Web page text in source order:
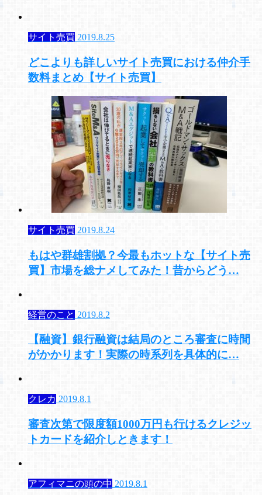
サイト売買 2019.8.25
どこよりも詳しいサイト売買における仲介手
数料まとめ【サイト売買】
サイト売買 2019.8.24
もはや群雄割拠？今最もホットな【サイト売
買】市場を総ナメしてみた！昔からどう…
経営のこと 2019.8.2
【融資】銀行融資は結局のところ審査に時間
がかかります！実際の時系列を具体的に…
クレカ 2019.8.1
審査次第で限度額1000万円も行けるクレジッ
トカードを紹介しときます！
アフィマニの頭の中 2019.8.1